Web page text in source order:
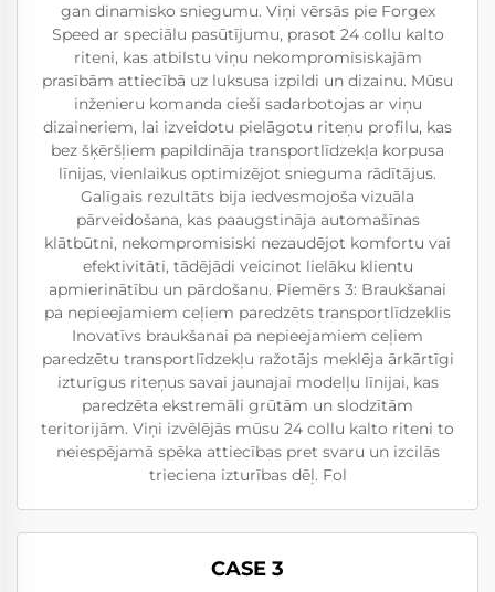
gan dinamisko sniegumu. Viņi vērsās pie Forgex
Speed ar speciālu pasūtījumu, prasot 24 collu kalto
riteni, kas atbilstu viņu nekompromisiskajām
prasībām attiecībā uz luksusa izpildi un dizainu. Mūsu
inženieru komanda cieši sadarbotojas ar viņu
dizaineriem, lai izveidotu pielāgotu riteņu profilu, kas
bez šķēršļiem papildināja transportlīdzekļa korpusa
līnijas, vienlaikus optimizējot snieguma rādītājus.
Galīgais rezultāts bija iedvesmojoša vizuāla
pārveidošana, kas paaugstināja automašīnas
klātbūtni, nekompromisiski nezaudējot komfortu vai
efektivitāti, tādējādi veicinot lielāku klientu
apmierinātību un pārdošanu. Piemērs 3: Braukšanai
pa nepieejamiem ceļiem paredzēts transportlīdzeklis
Inovatīvs braukšanai pa nepieejamiem ceļiem
paredzētu transportlīdzekļu ražotājs meklēja ārkārtīgi
izturīgus riteņus savai jaunajai modelļu līnijai, kas
paredzēta ekstremāli grūtām un slodzītām
teritorijām. Viņi izvēlējās mūsu 24 collu kalto riteni to
neiespējamā spēka attiecības pret svaru un izcilās
trieciena izturības dēļ. Fol
CASE 3